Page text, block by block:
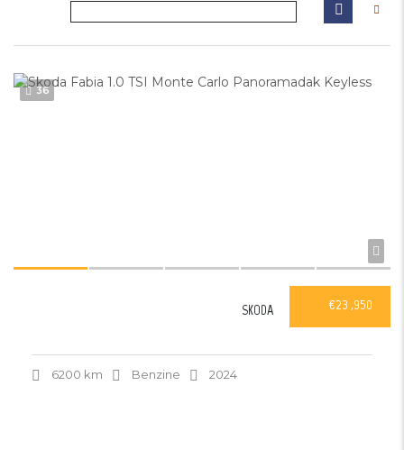
36
€23 ,950
SKODA
6200 km Benzine 2024